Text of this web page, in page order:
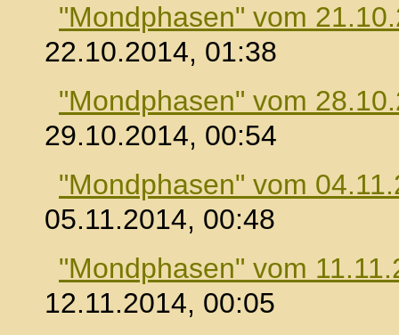
"Mondphasen" vom
22.10.2014, 01:38
"Mondphasen" vom
29.10.2014, 00:54
"Mondphasen" vom
05.11.2014, 00:48
"Mondphasen" vom
12.11.2014, 00:05